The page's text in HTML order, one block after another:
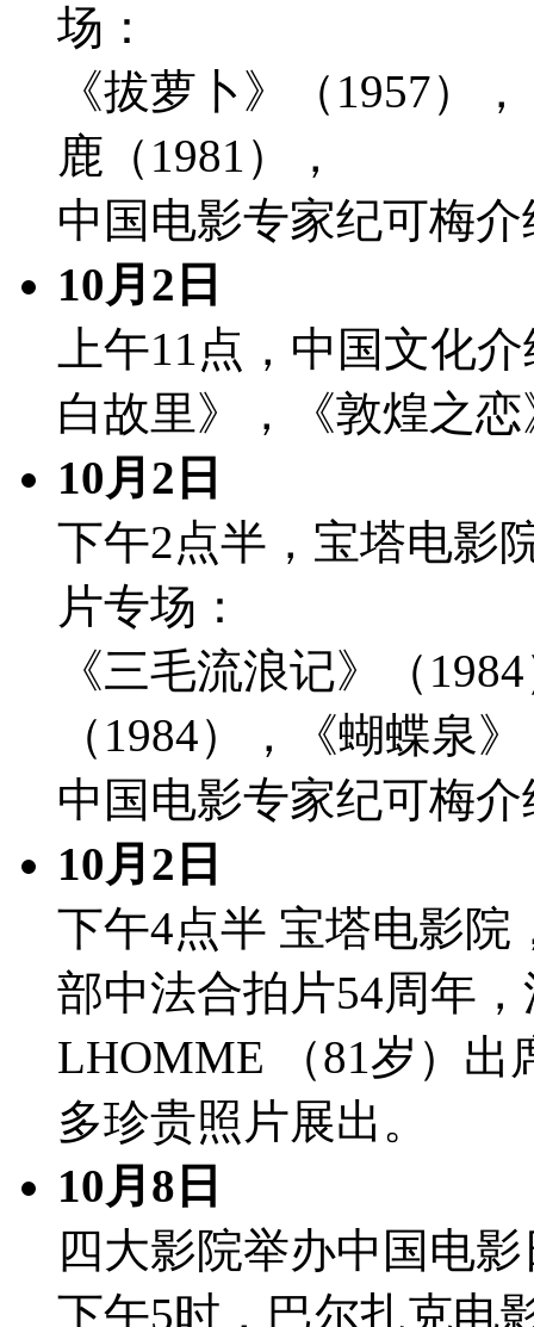
场：
《拔萝卜》（1957）
鹿（1981），
中国电影专家纪可梅介
10月2日
上午11点，中国文化
白故里》，《敦煌之
10月2日
下午2点半，宝塔电影
片专场：
《三毛流浪记》（
（1984），《蝴蝶泉
中国电影专家纪可梅介
10月2日
下午4点半 宝塔电影院
部中法合拍片54周年
LHOMME （81岁）出
多珍贵照片展出。
10月8日
四大影院举办中国电影
下午5时，巴尔扎克电